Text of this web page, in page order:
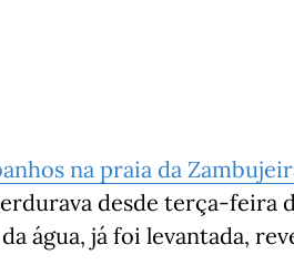
na praia da
desde terça-feira
água, já foi levantada,